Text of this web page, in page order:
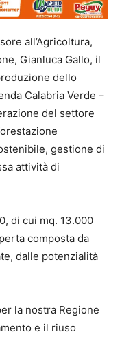
all’Agricoltura,
Gianluca Gallo, il
dello
Calabria Verde –
del settore
gestione di
attività di
di cui mq. 13.000
composta da
dalle potenzialità
la nostra Regione
e il riuso